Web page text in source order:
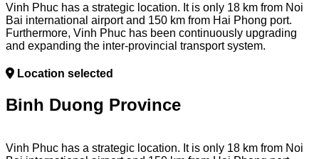
Vinh Phuc has a strategic location. It is only 18 km from Noi
Bai international airport and 150 km from Hai Phong port.
Furthermore, Vinh Phuc has been continuously upgrading
and expanding the inter-provincial transport system.
Location selected
Binh Duong Province
Vinh Phuc has a strategic location. It is only 18 km from Noi